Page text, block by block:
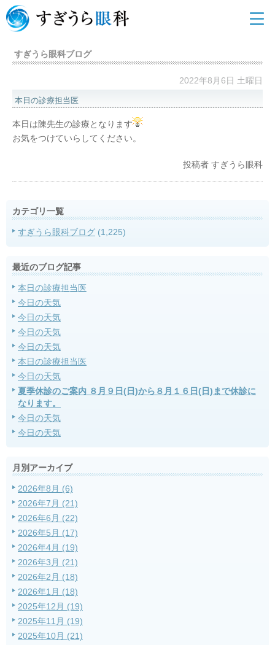
すぎうら眼科ブログ
2022年8月6日 土曜日
本日の診療担当医
本日は陳先生の診療となります
お気をつけていらしてください。
投稿者 すぎうら眼科
カテゴリ一覧
すぎうら眼科ブログ (1,225)
最近のブログ記事
本日の診療担当医
今日の天気
今日の天気
今日の天気
今日の天気
本日の診療担当医
今日の天気
夏季休診のご案内 ８月９日(日)から８月１６日(日)まで休診に
なります。
今日の天気
今日の天気
月別アーカイブ
2026年8月 (6)
2026年7月 (21)
2026年6月 (22)
2026年5月 (17)
2026年4月 (19)
2026年3月 (21)
2026年2月 (18)
2026年1月 (18)
2025年12月 (19)
2025年11月 (19)
2025年10月 (21)